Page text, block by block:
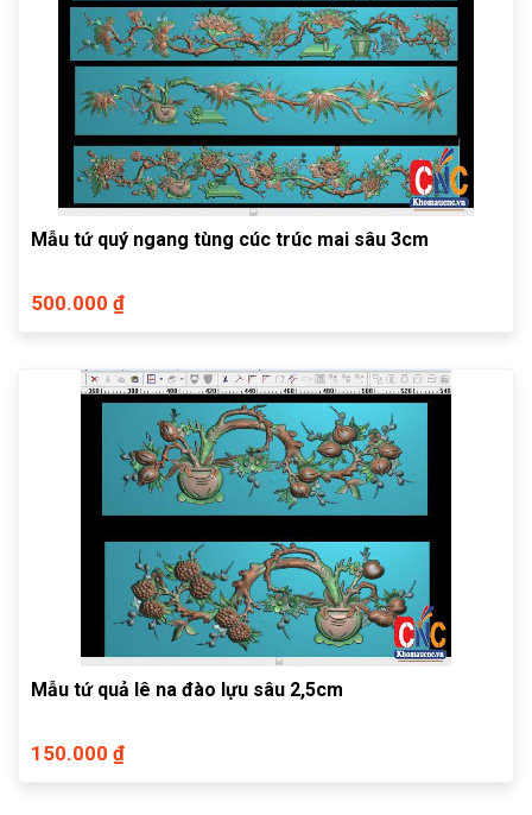
Mẫu tứ quý ngang tùng cúc trúc mai sâu 3cm
500.000 ₫
Mẫu tứ quả lê na đào lựu sâu 2,5cm
150.000 ₫